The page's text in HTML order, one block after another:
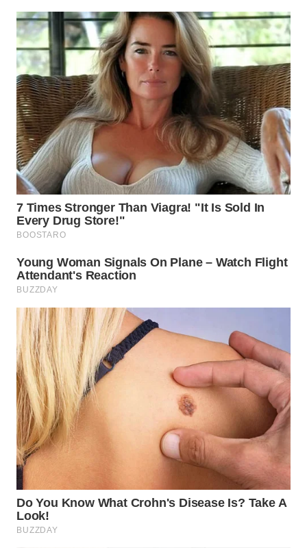
WN
BOGOR
WN
DEPOK
WN
TAPANULI
UTARA
WN
SAMOSIR
PADANG
LAWAS
WN
SUMEDANG
WN
CIANJUR
WN
KEPULAUAN
SERIBU
TANGERANG
WN